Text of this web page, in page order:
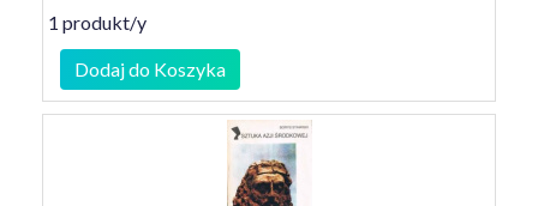
1 produkt/y
Dodaj do Koszyka